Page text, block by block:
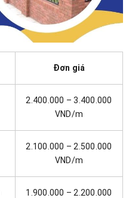
Đơn giá
2.400.000 – 3.400.000
VND/m
2.100.000 – 2.500.000
VND/m
1.900.000 – 2.200.000